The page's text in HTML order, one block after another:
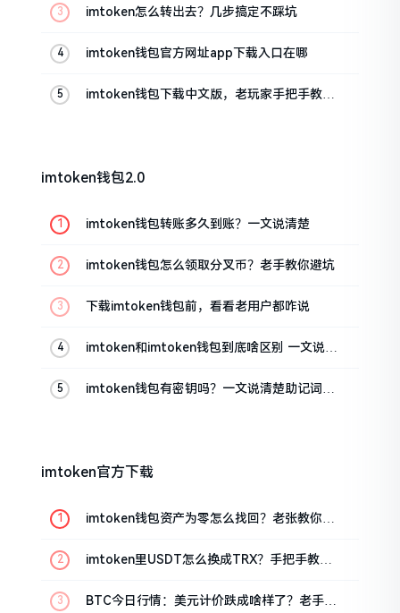
imtoken怎么转出去？几步搞定不踩坑
imtoken钱包官方网址app下载入口在哪
imtoken钱包下载中文版，老玩家手把手教你
imtoken钱包2.0
imtoken钱包转账多久到账？一文说清楚
imtoken钱包怎么领取分叉币？老手教你避坑
下载imtoken钱包前，看看老用户都咋说
imtoken和imtoken钱包到底啥区别 一文说清
imtoken钱包有密钥吗？一文说清楚助记词和
imtoken官方下载
imtoken钱包资产为零怎么找回？老张教你几
imtoken里USDT怎么换成TRX？手把手教你
BTC今日行情：美元计价跌成啥样了？老手教